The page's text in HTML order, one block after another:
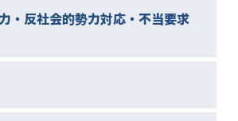
・反社会的勢力対応・不当要求